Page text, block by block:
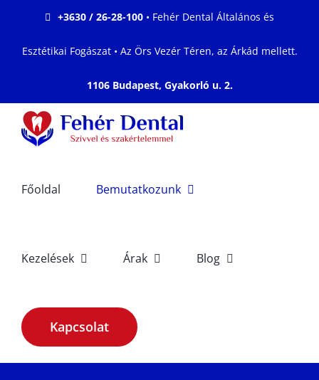
+3630 / 26-28-100 • Fehér Dental Általános és
Esztétikai Fogászat • Az Örs Vezér Téren, az Árkád mellett.
1106 Budapest, Gyakorló u. 2.
Főoldal Bemutatkozunk
Kezelések Árak Blog
Kapcsolat